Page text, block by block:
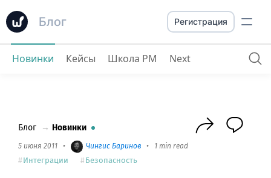
Блог
Авторизация через Facebook и Twitter
Регистрация
Новинки Кейсы Школа PM Next
Блог → Новинки
5 июня 2011 • Чингиc Баринов • 1 min read
Интеграции Безопасность